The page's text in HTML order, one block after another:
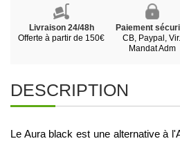
Livraison 24/48h
Offerte à partir de 150€
Paiement
CB, Paypal,
Mandat Adm
DESCRIPTION
Le Aura black est une alternative à l'